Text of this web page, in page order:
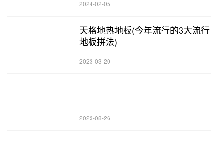
2024-02-05
天格地热地板(今年流行的3大流行
地板拼法)
2023-03-20
2023-08-26